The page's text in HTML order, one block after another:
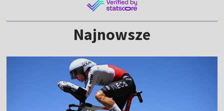
Najnowsze